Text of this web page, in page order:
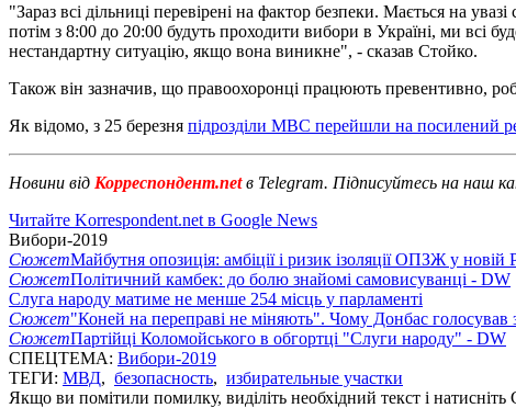
"Зараз всі дільниці перевірені на фактор безпеки. Мається на
потім з 8:00 до 20:00 будуть проходити вибори в Україні, ми всі
нестандартну ситуацію, якщо вона виникне", - сказав Стойко.
Також він зазначив, що правоохоронці працюють превентивно,
Як відомо, з 25 березня підрозділи МВС перейшли на посилений
Новини від Корреспондент.netв Telegram. Підписуйтесь на наш
Читайте Korrespondent.net в Google News
Вибори-2019
СюжетМайбутня опозиція: амбіції і ризик ізоляції ОПЗЖ у новій
СюжетПолітичний камбек: до болю знайомі самовисуванці - DW
Слуга народу матиме не менше 254 місць у парламенті
Сюжет"Коней на переправі не міняють". Чому Донбас голосував
СюжетПартійці Коломойського в обгортці "Слуги народу" - DW
СПЕЦТЕМА: Вибори-2019
ТЕГИ: МВД, безопасность, избирательные участки
Якщо ви помітили помилку, виділіть необхідний текст і